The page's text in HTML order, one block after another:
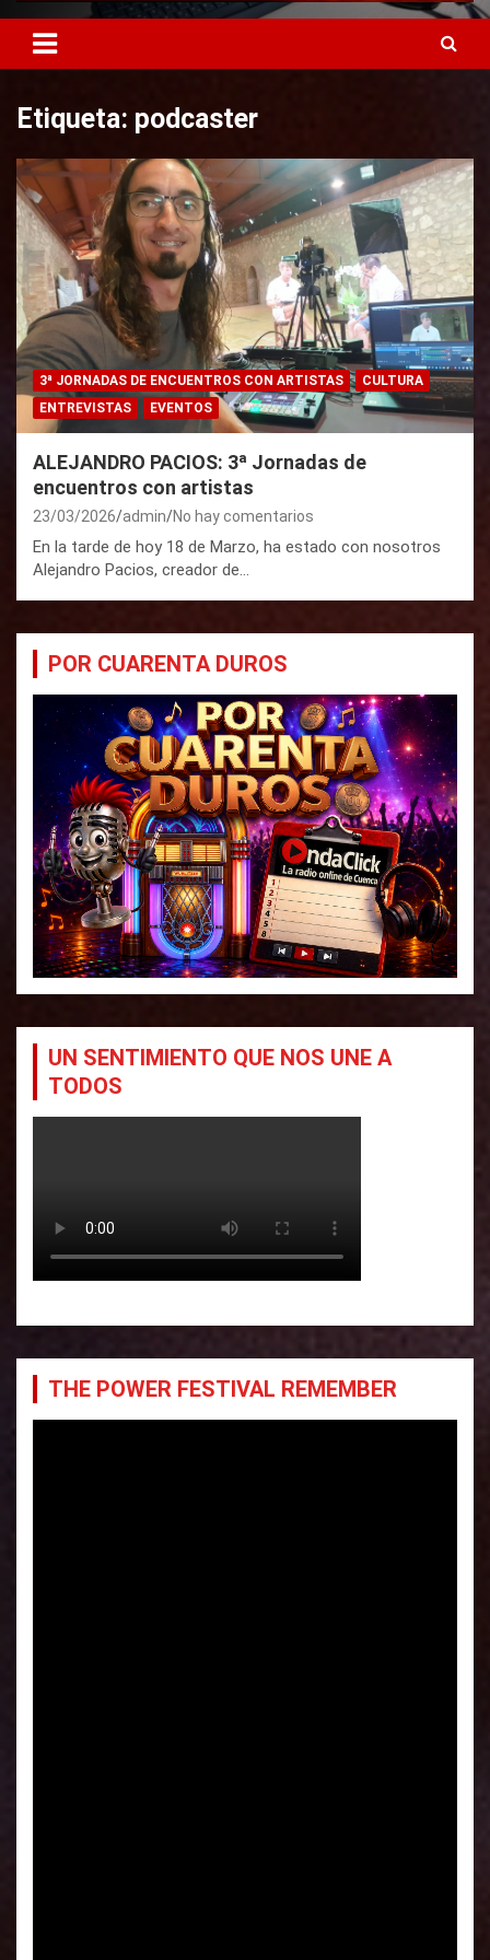
Etiqueta: podcaster
3ª JORNADAS DE ENCUENTROS CON ARTISTAS
CULTURA
ENTREVISTAS
EVENTOS
ALEJANDRO PACIOS: 3ª Jornadas de
encuentros con artistas
23/03/2026 admin No hay comentarios
En la tarde de hoy 18 de Marzo, ha estado con nosotros
Alejandro Pacios, creador de…
POR CUARENTA DUROS
UN SENTIMIENTO QUE NOS UNE A
TODOS
THE POWER FESTIVAL REMEMBER